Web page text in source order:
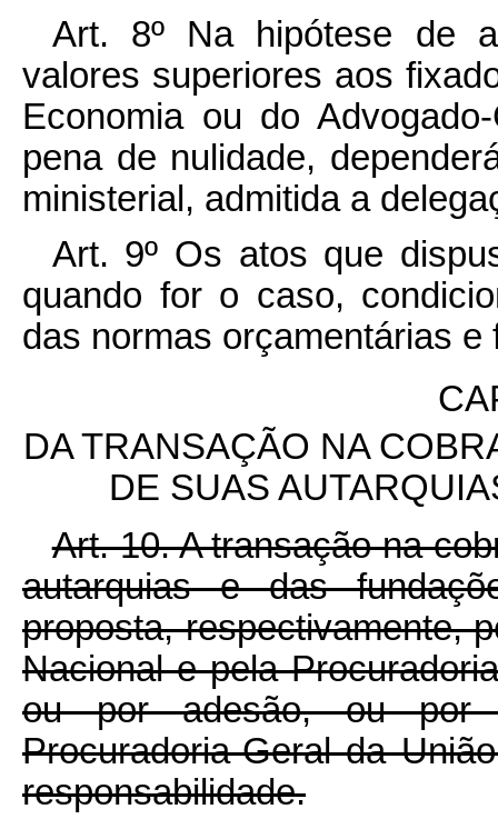
Art. 8º Na hipótese de
valores superiores aos
Economia ou do
pena de nulidade,
ministerial, admitida a
Art. 9º Os atos que
quando for o caso,
das normas orçamentárias e
DA TRANSAÇÃO NA
DE SUAS
Art. 10. A transação na
autarquias e das
proposta, respectivamente,
Nacional e pela
ou por adesão, ou por
Procuradoria-Geral da
responsabilidade.